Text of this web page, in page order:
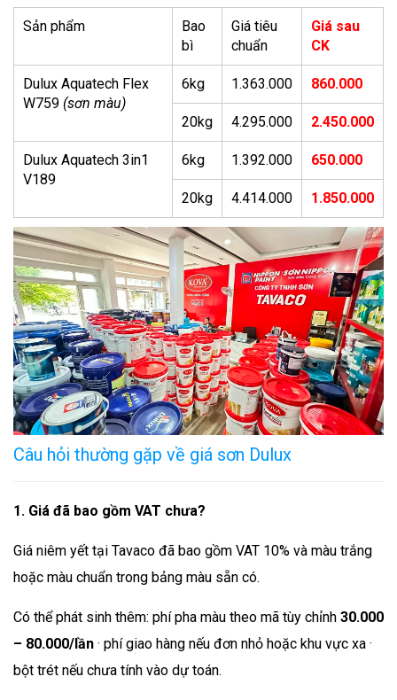
Sản phẩm
Bao
bì
Giá tiêu
chuẩn
Giá sau
CK
Dulux Aquatech Flex
W759 (sơn màu)
6kg 1.363.000 860.000
20kg 4.295.000 2.450.000
Dulux Aquatech 3in1
V189
6kg 1.392.000 650.000
20kg 4.414.000 1.850.000
Câu hỏi thường gặp về giá sơn Dulux
1. Giá đã bao gồm VAT chưa?
Giá niêm yết tại Tavaco đã bao gồm VAT 10% và màu trắng
hoặc màu chuẩn trong bảng màu sẵn có.
Có thể phát sinh thêm: phí pha màu theo mã tùy chỉnh 30.000
– 80.000/lần · phí giao hàng nếu đơn nhỏ hoặc khu vực xa ·
bột trét nếu chưa tính vào dự toán.